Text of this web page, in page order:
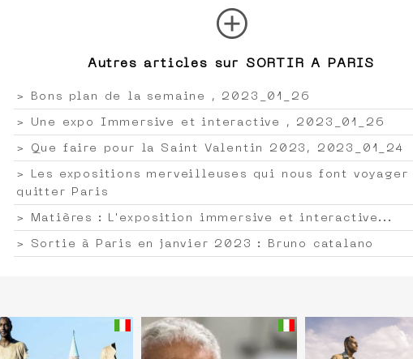
add_circle
Autres articles sur SORTIR A PARIS
> Bons plan de la semaine , 2023_01_26
> Une expo Immersive et interactive , 2023_01_26
> Que faire pour la Saint Valentin 2023, 2023_01_24
> Les expositions merveilleuses qui nous font voyager
quitter Paris
> Matières : L'exposition immersive et interactive...
> Sortie à Paris en janvier 2023 : Bruno catalano